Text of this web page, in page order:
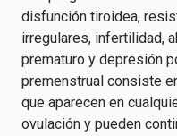
disfunción tiroidea,
irregulares, infertilidad,
prematuro y depresión
premenstrual consiste
que aparecen en
ovulación y pueden